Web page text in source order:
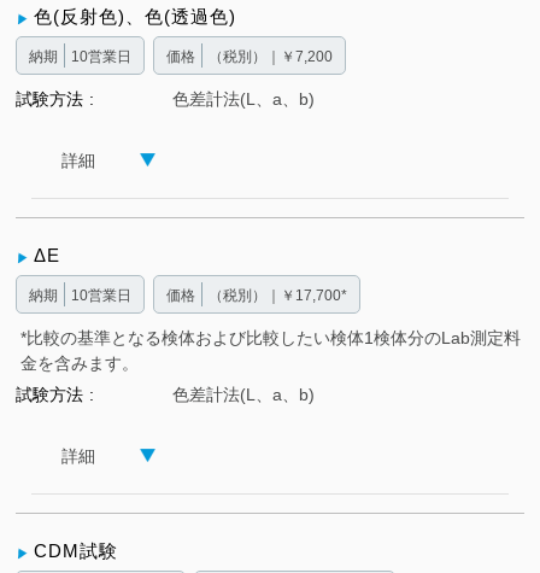
色(反射色)、色(透過色)
納期 10営業日 価格 （税別）｜￥7,200
試験方法 色差計法(L、a、b)
詳細
ΔE
納期 10営業日 価格 （税別）｜￥17,700*
*比較の基準となる検体および比較したい検体1検体分のLab測定料
金を含みます。
試験方法
色差計法(L、a、b)
詳細
CDM試験